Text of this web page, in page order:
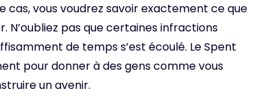
cas, vous voudrez savoir exactement ce que
N’oubliez pas que certaines infractions
de temps s’est écoulé. Le Spent
pour donner à des gens comme vous
un avenir.